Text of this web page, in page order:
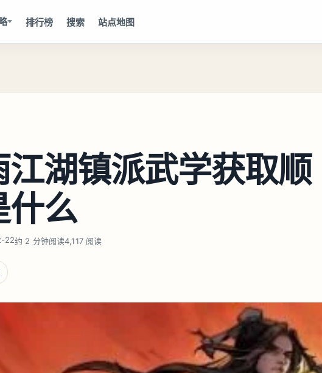
排行榜 搜索 站点地图
湖镇派武学获取顺
么
22约 2 分钟阅读4,117 阅读